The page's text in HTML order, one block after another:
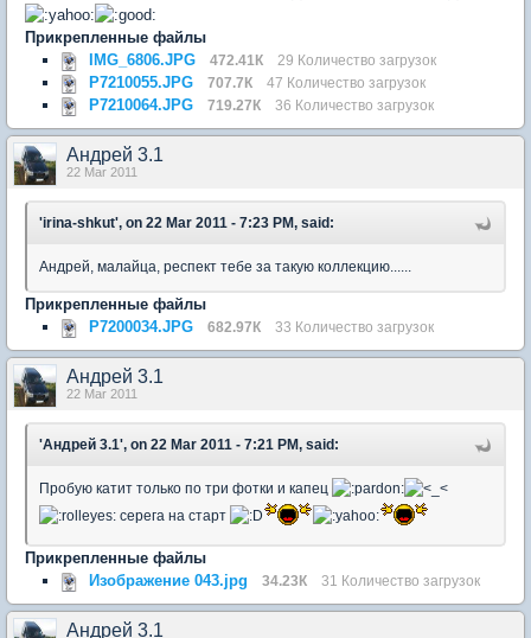
Прикрепленные файлы
IMG_6806.JPG
472.41К 29 Количество загрузок
P7210055.JPG 707.7К 47 Количество загрузок
P7210064.JPG 719.27К 36 Количество загрузок
Андрей 3.1
22 Mar 2011
'irina-shkut', on 22 Mar 2011 - 7:23 PM, said:
Андрей, малайца, респект тебе за такую коллекцию......
Прикрепленные файлы
P7200034.JPG
682.97К 33 Количество загрузок
Андрей 3.1
22 Mar 2011
'Андрей 3.1', on 22 Mar 2011 - 7:21 PM, said:
Пробую катит только по три фотки и капец
серега на старт
Прикрепленные файлы
Изображение 043.jpg
34.23К 31 Количество загрузок
Андрей 3.1